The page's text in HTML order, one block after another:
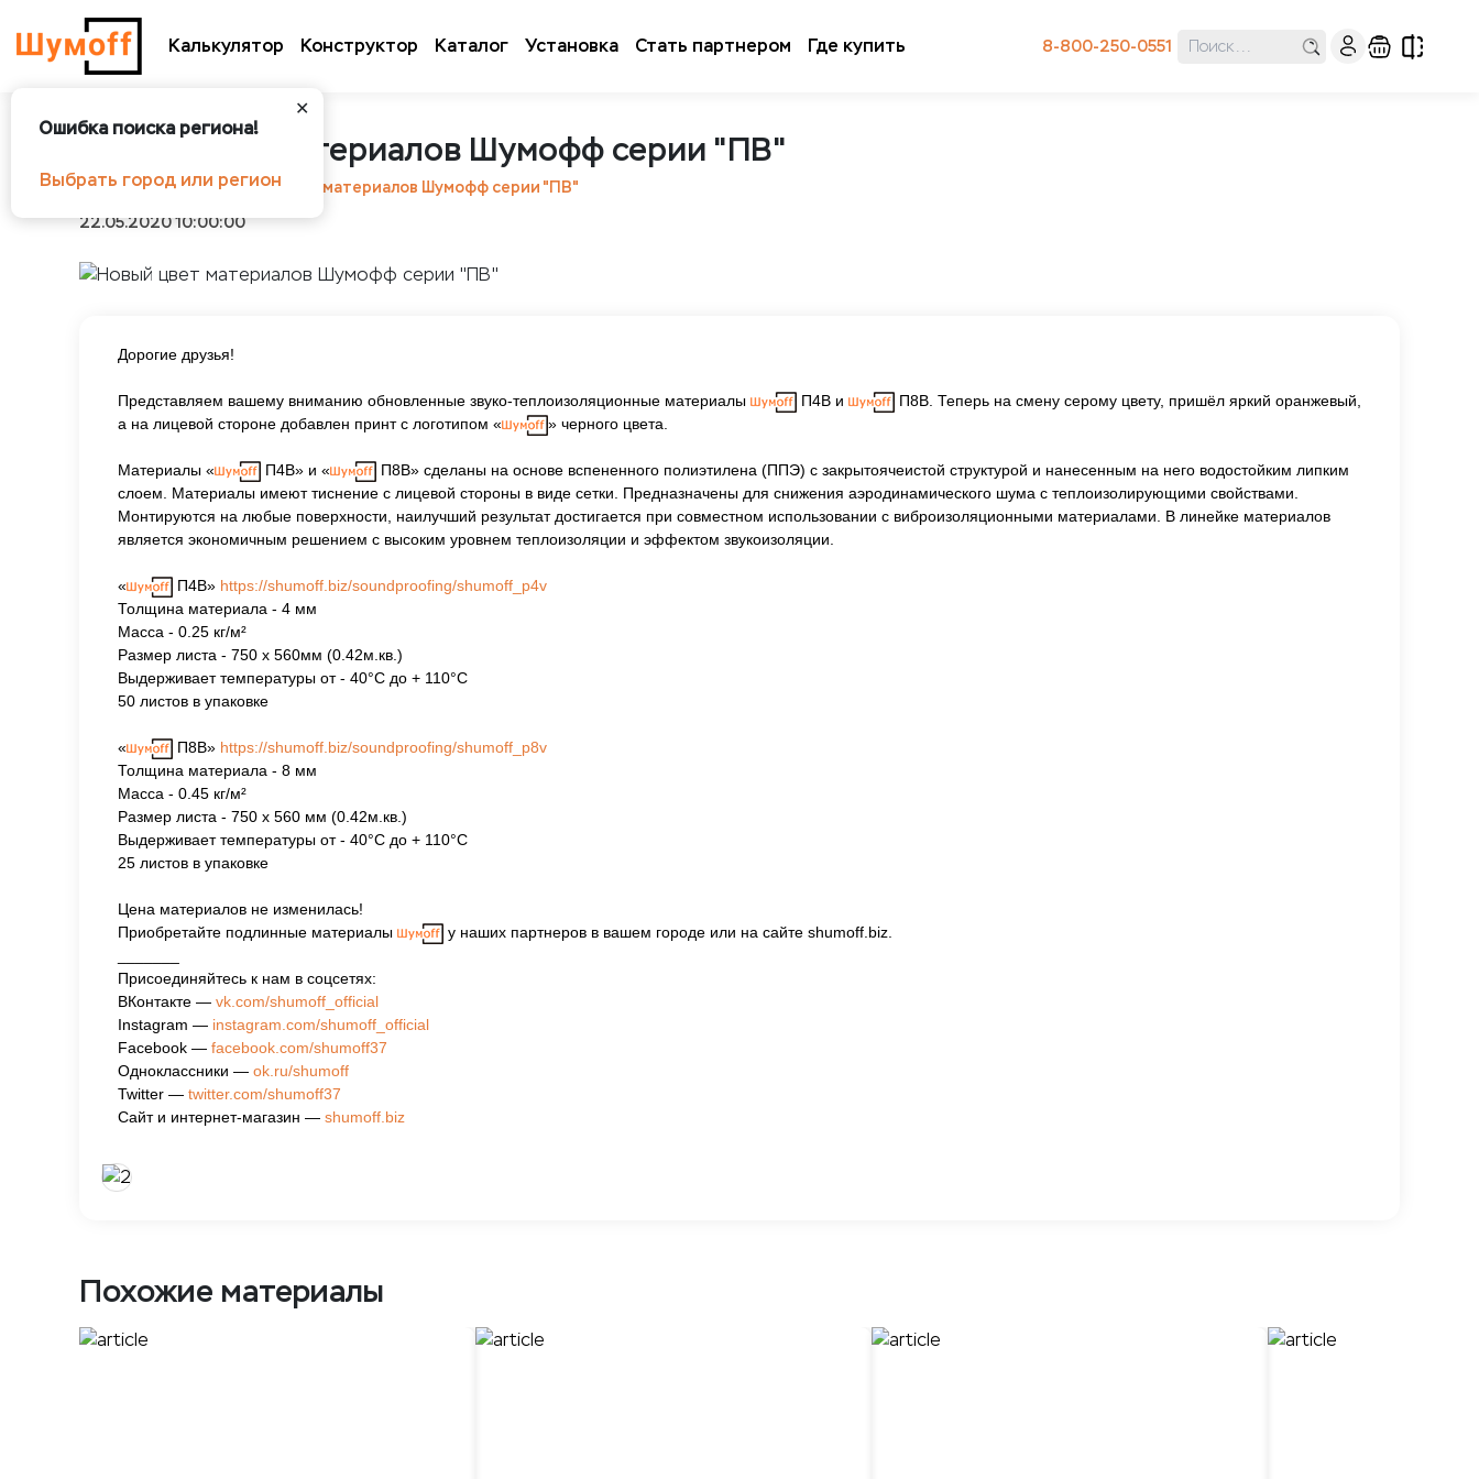
Калькулятор Конструктор Каталог Установка Стать партнером Где купить 8-800-250-0551
✕
Ошибка поиска региона!
Выбрать город или регион
Новый цвет материалов Шумофф серии "ПВ"
Шумоff Статьи
Новый цвет материалов Шумофф серии "ПВ"
22.05.2020 10:00:00
Дорогие друзья!
Представляем вашему вниманию обновленные звуко-теплоизоляционные материалы П4В и
П8В. Теперь на смену серому цвету, пришёл яркий оранжевый,
а на лицевой стороне добавлен принт с логотипом «
» черного цвета.
Материалы « П4В» и «
П8В» сделаны на основе вспененного полиэтилена (ППЭ) с закрытоячеистой структурой и нанесенным на него водостойким липким
слоем. Материалы имеют тиснение с лицевой стороны в виде сетки. Предназначены для снижения аэродинамического шума с теплоизолирующими свойствами.
Монтируются на любые поверхности, наилучший результат достигается при совместном использовании с виброизоляционными материалами. В линейке материалов
является экономичным решением с высоким уровнем теплоизоляции и эффектом звукоизоляции.
« П4В» https://shumoff.biz/soundproofing/shumoff_p4v
Толщина материала - 4 мм
Масса - 0.25 кг/м²
Размер листа - 750 х 560мм (0.42м.кв.)
Выдерживает температуры от - 40°С до + 110°С
50 листов в упаковке
« П8В» https://shumoff.biz/soundproofing/shumoff_p8v
Толщина материала - 8 мм
Масса - 0.45 кг/м²
Размер листа - 750 х 560 мм (0.42м.кв.)
Выдерживает температуры от - 40°С до + 110°С
25 листов в упаковке
Цена материалов не изменилась!
Приобретайте подлинные материалы
у наших партнеров в вашем городе или на сайте shumoff.biz.
Присоединяйтесь к нам в соцсетях:
ВКонтакте — vk.com/shumoff_official
Instagram — instagram.com/shumoff_official
Facebook — facebook.com/shumoff37
Одноклассники — ok.ru/shumoff
Twitter — twitter.com/shumoff37
Сайт и интернет-магазин — shumoff.biz
Похожие материалы